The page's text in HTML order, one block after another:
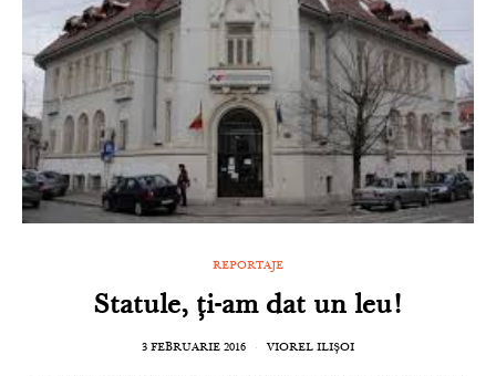
REPORTAJE
Statule, ți-am dat un leu!
3 FEBRUARIE 2016 VIOREL ILIȘOI